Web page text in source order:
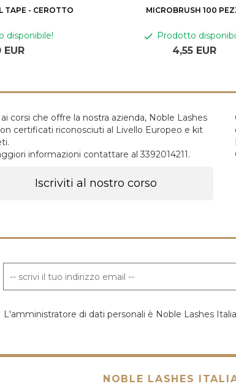
TAPE - CEROTTO
disponibile!
EUR
MICROBRUSH 100
Prodotto
4,55 EUR
ai corsi che offre la nostra azienda, Noble Lashes
certificati riconosciuti al Livello Europeo e kit
informazioni contattare al 3392014211.
Iscriviti al nostro corso
L'amministratore di dati personali è Noble Lashes
NOBLE LASHES